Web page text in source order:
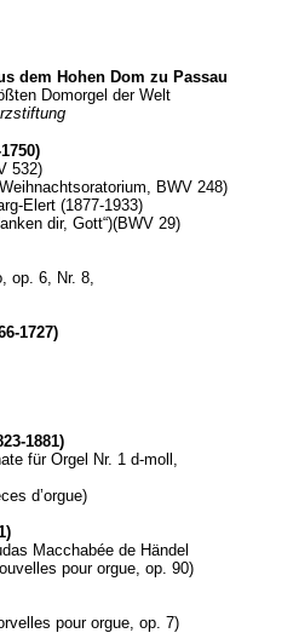
dem Hohen Dom zu Passau
Domorgel der Welt
532)
BWV 248)
Elert (1877-1933)
dir, Gott“)(BWV 29)
op. 6, Nr. 8,
1727)
1881)
für Orgel Nr. 1 d-moll,
d’orgue)
Macchabée de Händel
pour orgue, op. 90)
pour orgue, op. 7)